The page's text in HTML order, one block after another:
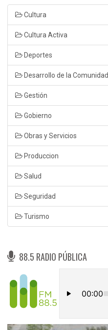
Cultura
Cultura Activa
Deportes
Desarrollo de la Comunidad
Gestión
Gobierno
Obras y Servicios
Produccion
Salud
Seguridad
Turismo
88.5 RADIO PÚBLICA